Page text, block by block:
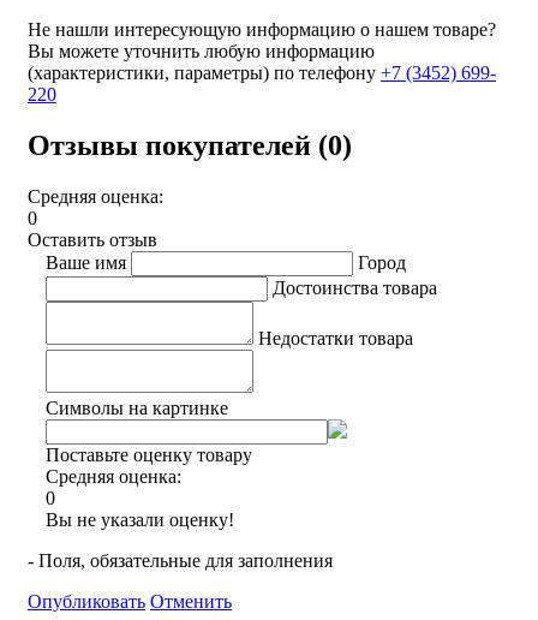
Не нашли интересующую информацию о нашем товаре?
Вы можете уточнить любую информацию
(характеристики, параметры) по телефону +7 (3452) 699-
220
Отзывы покупателей (0)
Средняя оценка:
0
Оставить отзыв
Ваше имя
Город
Достоинства товара
Недостатки товара
Символы на картинке
Поставьте оценку товару
Средняя оценка:
0
Вы не указали оценку!
- Поля, обязательные для заполнения
Опубликовать Отменить